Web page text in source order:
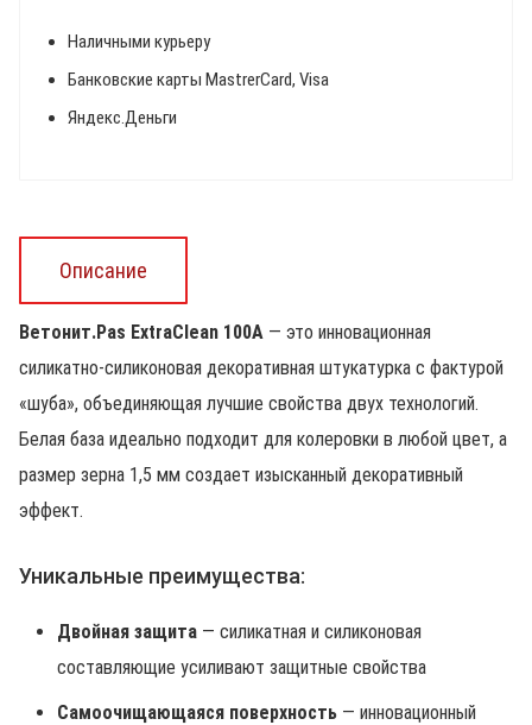
Наличными курьеру
Банковские карты MastrerCard, Visa
Яндекс.Деньги
Описание
Ветонит.Pas ExtraClean 100А — это инновационная
силикатно-силиконовая декоративная штукатурка с фактурой
«шуба», объединяющая лучшие свойства двух технологий.
Белая база идеально подходит для колеровки в любой цвет, а
размер зерна 1,5 мм создает изысканный декоративный
эффект.
Уникальные преимущества:
Двойная защита — силикатная и силиконовая
составляющие усиливают защитные свойства
Самоочищающаяся поверхность — инновационный